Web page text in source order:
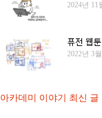
2024년 11
퓨전 웹
2022년 3
아카데미 이야기 최신 글